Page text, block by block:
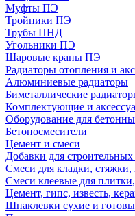
Муфты ПЭ
Тройники ПЭ
Трубы ПНД
Угольники ПЭ
Шаровые краны ПЭ
Радиаторы отопления и
Алюминиевые радиаторы
Биметаллические
Комплектующие и
Оборудование для
Бетоносмесители
Цемент и смеси
Добавки для строительных
Смеси для кладки, стяжки,
Смеси клеевые для
Цемент, гипс, известь,
Шпаклевки сухие и